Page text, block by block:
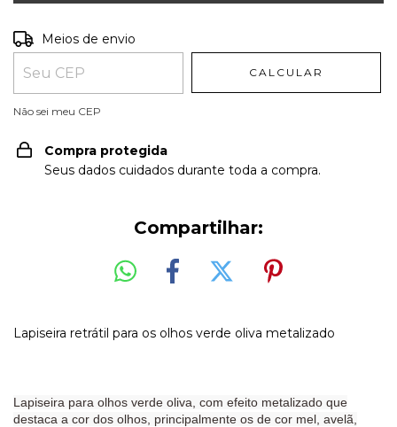
Entregas para o CEP:
Meios de envio
CALCULAR
Não sei meu CEP
Compra protegida
Seus dados cuidados durante toda a compra.
Compartilhar:
Lapiseira retrátil para os olhos verde oliva metalizado
Lapiseira para olhos verde oliva, com efeito metalizado que
destaca a cor dos olhos, principalmente os de cor mel, avelã,